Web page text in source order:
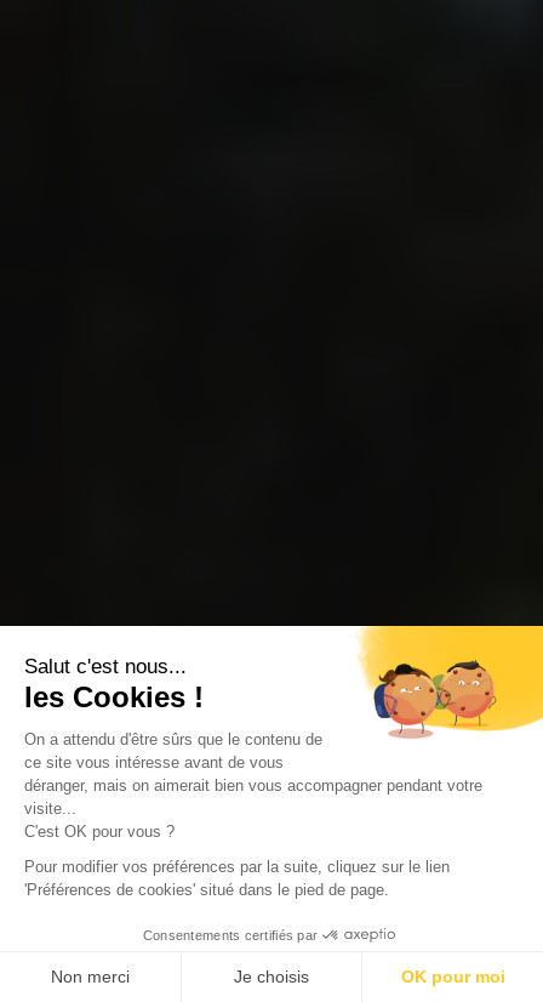
Salut c'est nous...
les Cookies !
On a attendu d'être sûrs que le contenu de
ce site vous intéresse avant de vous
déranger, mais on aimerait bien vous accompagner pendant votre
visite...
C'est OK pour vous ?
Pour modifier vos préférences par la suite, cliquez sur le lien
'Préférences de cookies' situé dans le pied de page.
Consentements certifiés par
Non merci Je choisis OK pour moi